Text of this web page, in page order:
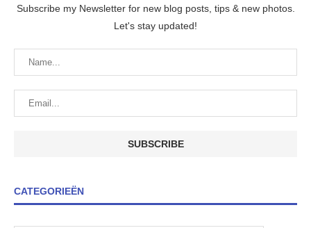
Subscribe my Newsletter for new blog posts, tips & new photos.
Let's stay updated!
CATEGORIEËN